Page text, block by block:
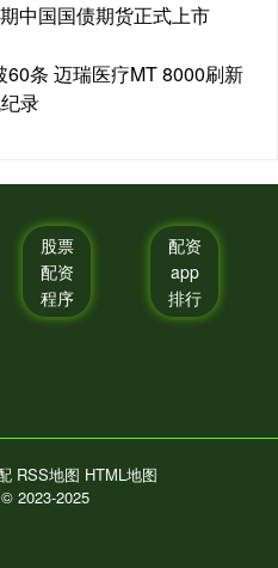
中国国债期货正式上市
条 迈瑞医疗MT 8000刷新
录
股票
配资
程序
配资
app
排行
RSS地图 HTML地图
© 2023-2025